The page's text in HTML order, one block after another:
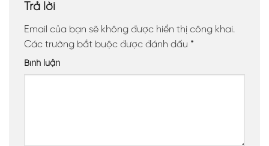
Trả lời
Email của bạn sẽ không được hiển thị công khai.
Các trường bắt buộc được đánh dấu *
Bình luận